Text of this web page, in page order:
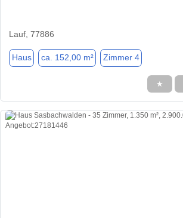
Lauf, 77886
Haus ca. 152,00 m² Zimmer 4
★